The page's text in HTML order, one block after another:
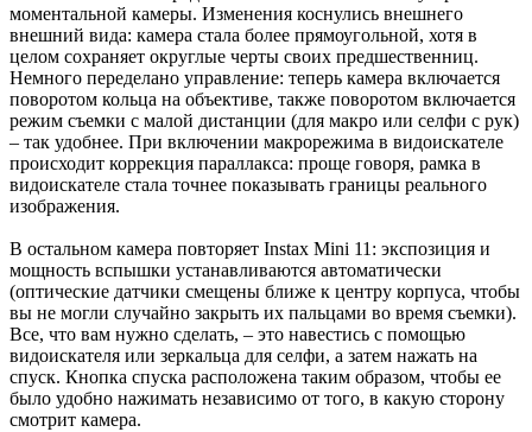
моментальной камеры. Изменения коснулись внешнего
внешний вида: камера стала более прямоугольной, хотя в
целом сохраняет округлые черты своих предшественниц.
Немного переделано управление: теперь камера включается
поворотом кольца на объективе, также поворотом включается
режим съемки с малой дистанции (для макро или селфи с рук)
– так удобнее. При включении макрорежима в видоискателе
происходит коррекция параллакса: проще говоря, рамка в
видоискателе стала точнее показывать границы реального
изображения.
В остальном камера повторяет Instax Mini 11: экспозиция и
мощность вспышки устанавливаются автоматически
(оптические датчики смещены ближе к центру корпуса, чтобы
вы не могли случайно закрыть их пальцами во время съемки).
Все, что вам нужно сделать, – это навестись с помощью
видоискателя или зеркальца для селфи, а затем нажать на
спуск. Кнопка спуска расположена таким образом, чтобы ее
было удобно нажимать независимо от того, в какую сторону
смотрит камера.